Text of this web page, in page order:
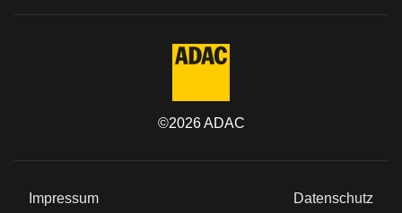
©2026ADAC
Impressum Datenschutz